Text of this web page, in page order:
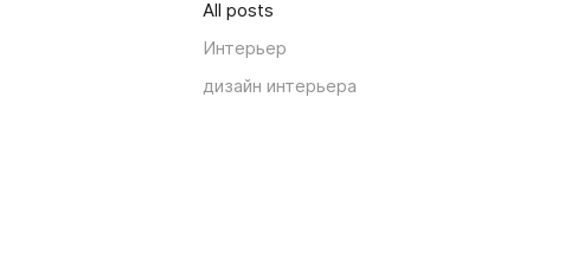
All posts
Интерьер
дизайн интерьера